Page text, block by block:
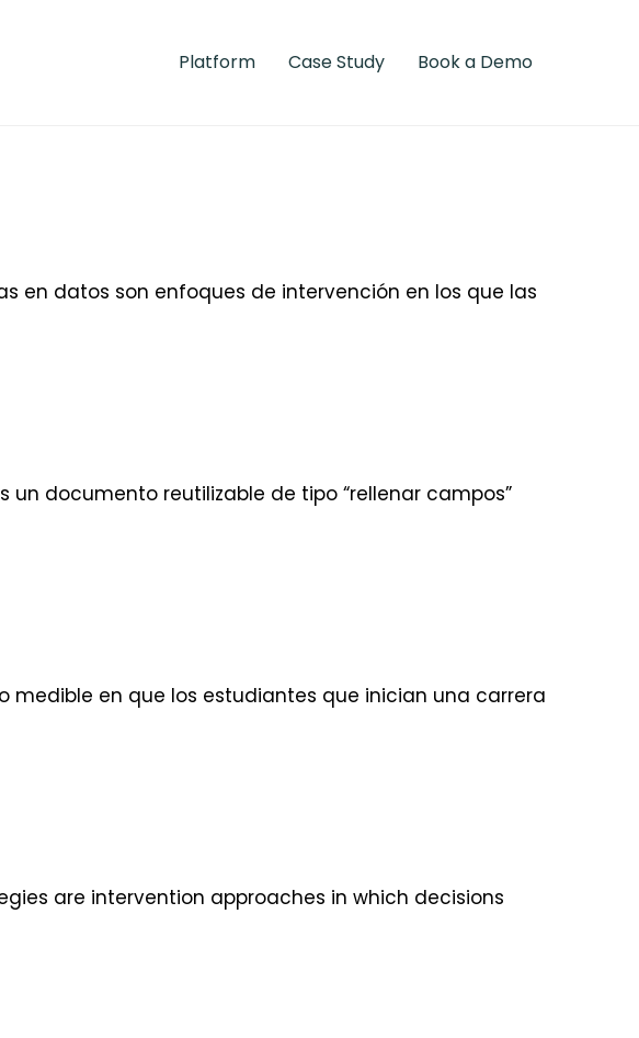
Platform Case Study Book a Demo
en datos son enfoques de intervención en los que las
documento reutilizable de tipo “rellenar campos”
medible en que los estudiantes que inician una carrera
are intervention approaches in which decisions